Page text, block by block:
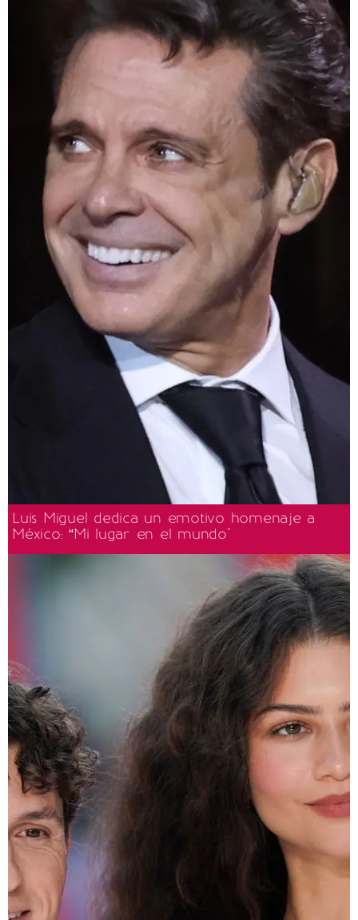
Luis Miguel dedica un emotivo homenaje a
México: “Mi lugar en el mundo"